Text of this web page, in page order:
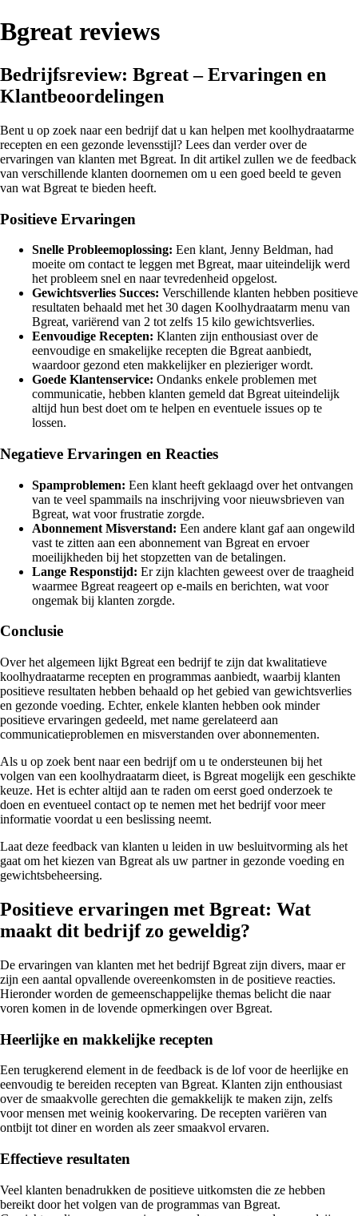
Bgreat reviews
Bedrijfsreview: Bgreat – Ervaringen en
Klantbeoordelingen
Bent u op zoek naar een bedrijf dat u kan helpen met koolhydraatarme
recepten en een gezonde levensstijl? Lees dan verder over de
ervaringen van klanten met Bgreat. In dit artikel zullen we de feedback
van verschillende klanten doornemen om u een goed beeld te geven
van wat Bgreat te bieden heeft.
Positieve Ervaringen
Snelle Probleemoplossing: Een klant, Jenny Beldman, had
moeite om contact te leggen met Bgreat, maar uiteindelijk werd
het probleem snel en naar tevredenheid opgelost.
Gewichtsverlies Succes: Verschillende klanten hebben positieve
resultaten behaald met het 30 dagen Koolhydraatarm menu van
Bgreat, variërend van 2 tot zelfs 15 kilo gewichtsverlies.
Eenvoudige Recepten: Klanten zijn enthousiast over de
eenvoudige en smakelijke recepten die Bgreat aanbiedt,
waardoor gezond eten makkelijker en plezieriger wordt.
Goede Klantenservice: Ondanks enkele problemen met
communicatie, hebben klanten gemeld dat Bgreat uiteindelijk
altijd hun best doet om te helpen en eventuele issues op te
lossen.
Negatieve Ervaringen en Reacties
Spamproblemen: Een klant heeft geklaagd over het ontvangen
van te veel spammails na inschrijving voor nieuwsbrieven van
Bgreat, wat voor frustratie zorgde.
Abonnement Misverstand: Een andere klant gaf aan ongewild
vast te zitten aan een abonnement van Bgreat en ervoer
moeilijkheden bij het stopzetten van de betalingen.
Lange Responstijd: Er zijn klachten geweest over de traagheid
waarmee Bgreat reageert op e-mails en berichten, wat voor
ongemak bij klanten zorgde.
Conclusie
Over het algemeen lijkt Bgreat een bedrijf te zijn dat kwalitatieve
koolhydraatarme recepten en programmas aanbiedt, waarbij klanten
positieve resultaten hebben behaald op het gebied van gewichtsverlies
en gezonde voeding. Echter, enkele klanten hebben ook minder
positieve ervaringen gedeeld, met name gerelateerd aan
communicatieproblemen en misverstanden over abonnementen.
Als u op zoek bent naar een bedrijf om u te ondersteunen bij het
volgen van een koolhydraatarm dieet, is Bgreat mogelijk een geschikte
keuze. Het is echter altijd aan te raden om eerst goed onderzoek te
doen en eventueel contact op te nemen met het bedrijf voor meer
informatie voordat u een beslissing neemt.
Laat deze feedback van klanten u leiden in uw besluitvorming als het
gaat om het kiezen van Bgreat als uw partner in gezonde voeding en
gewichtsbeheersing.
Positieve ervaringen met Bgreat: Wat
maakt dit bedrijf zo geweldig?
De ervaringen van klanten met het bedrijf Bgreat zijn divers, maar er
zijn een aantal opvallende overeenkomsten in de positieve reacties.
Hieronder worden de gemeenschappelijke themas belicht die naar
voren komen in de lovende opmerkingen over Bgreat.
Heerlijke en makkelijke recepten
Een terugkerend element in de feedback is de lof voor de heerlijke en
eenvoudig te bereiden recepten van Bgreat. Klanten zijn enthousiast
over de smaakvolle gerechten die gemakkelijk te maken zijn, zelfs
voor mensen met weinig kookervaring. De recepten variëren van
ontbijt tot diner en worden als zeer smaakvol ervaren.
Effectieve resultaten
Veel klanten benadrukken de positieve uitkomsten die ze hebben
bereikt door het volgen van de programmas van Bgreat.